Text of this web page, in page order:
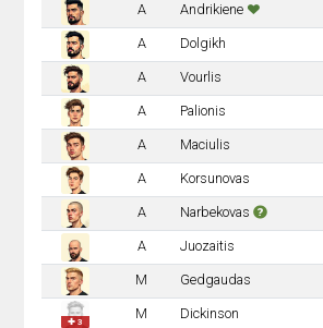
A Andrikiene
A Dolgikh
A Vourlis
A Palionis
A Maciulis
A Korsunovas
A Narbekovas
A Juozaitis
M Gedgaudas
✚ 3
M Dickinson